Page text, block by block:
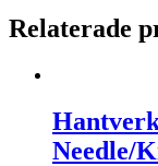
Relaterade
Needle/